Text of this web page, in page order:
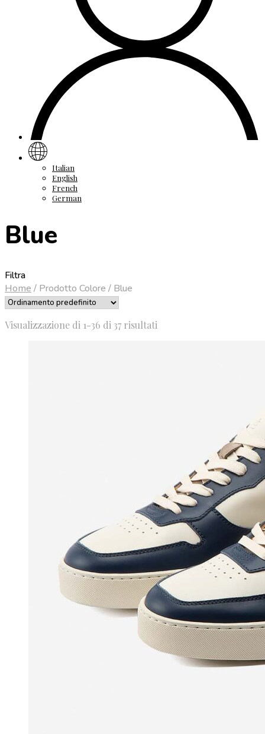
Italian
English
French
German
Blue
Filtra
Home / Prodotto Colore / Blue
Visualizzazione di 1-36 di 37 risultati